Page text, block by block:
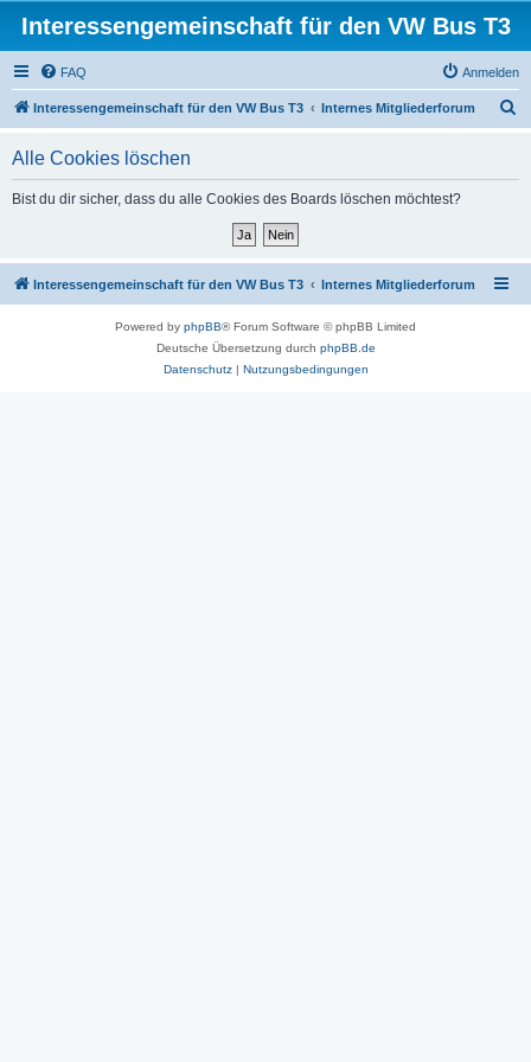
Interessengemeinschaft für den VW Bus T3
FAQ Anmelden
Interessengemeinschaft für den VW Bus T3 Internes Mitgliederforum
Alle Cookies löschen
Bist du dir sicher, dass du alle Cookies des Boards löschen möchtest?
Interessengemeinschaft für den VW Bus T3 Internes Mitgliederforum
Powered by phpBB® Forum Software © phpBB Limited
Deutsche Übersetzung durch phpBB.de
Datenschutz| Nutzungsbedingungen